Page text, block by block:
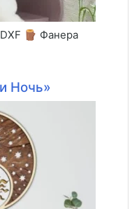
🪵 Фанера
Ночь»